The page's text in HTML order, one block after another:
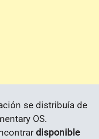
se distribuía de
OS.
disponible